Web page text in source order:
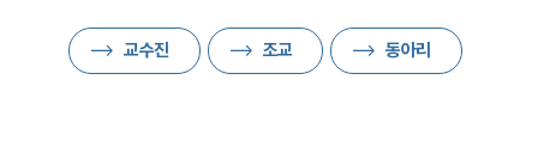
교수진 조교 동아리